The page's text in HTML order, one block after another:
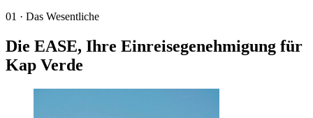
01 · Das Wesentliche
Die EASE, Ihre Einreisegenehmigung für
Kap Verde